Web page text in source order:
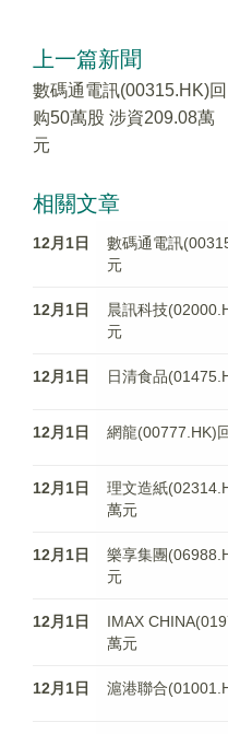
上一篇新聞
數碼通電訊(00315.HK)回
购50萬股 涉資209.08萬
元
相關文章
12月1日
數碼通電訊
元
12月1日
晨訊科技
元
12月1日 日清食品
12月1日 網龍(00777.HK)
12月1日
理文造紙
萬元
12月1日
樂享集團
元
12月1日
IMAX
萬元
12月1日 滬港聯合